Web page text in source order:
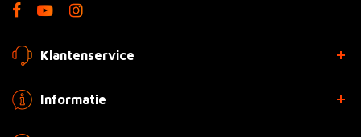
Klantenservice
Informatie